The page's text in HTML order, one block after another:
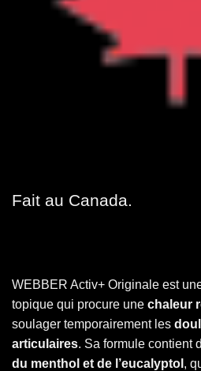
Fait au Canada.
WEBBER Activ+ Originale est
topique qui procure une chaleur
soulager temporairement les
articulaires. Sa formule contient
du menthol et de l’eucalyptol ,